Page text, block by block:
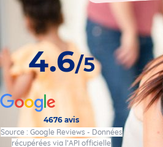
4.6/5
4676 avis
Source : Google Reviews - Données
récupérées via l’API officielle